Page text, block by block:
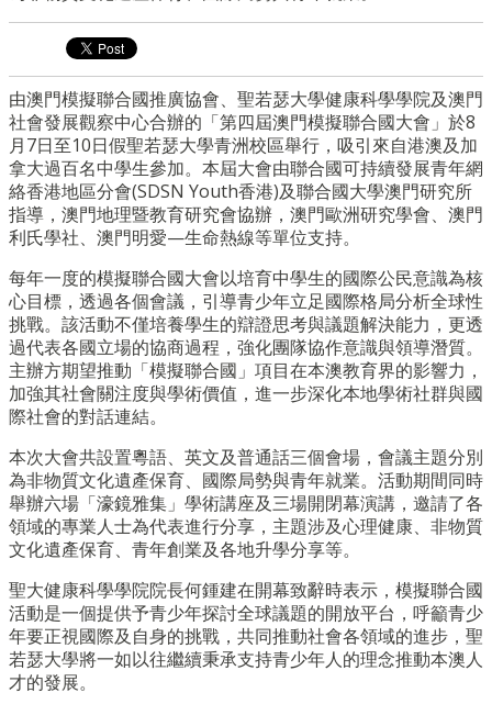
由澳門模擬聯合國推廣協會、聖若瑟大學健康科學學院及澳門
社會發展觀察中心合辦的「第四屆澳門模擬聯合國大會」於8
月7日至10日假聖若瑟大學青洲校區舉行，吸引來自港澳及加
拿大過百名中學生參加。本屆大會由聯合國可持續發展青年網
絡香港地區分會(SDSN Youth香港)及聯合國大學澳門研究所
指導，澳門地理暨教育研究會協辦，澳門歐洲研究學會、澳門
利氏學社、澳門明愛—生命熱線等單位支持。
每年一度的模擬聯合國大會以培育中學生的國際公民意識為核
心目標，透過各個會議，引導青少年立足國際格局分析全球性
挑戰。該活動不僅培養學生的辯證思考與議題解決能力，更透
過代表各國立場的協商過程，強化團隊協作意識與領導潛質。
主辦方期望推動「模擬聯合國」項目在本澳教育界的影響力，
加強其社會關注度與學術價值，進一步深化本地學術社群與國
際社會的對話連結。
本次大會共設置粵語、英文及普通話三個會場，會議主題分別
為非物質文化遺產保育、國際局勢與青年就業。活動期間同時
舉辦六場「濠鏡雅集」學術講座及三場開閉幕演講，邀請了各
領域的專業人士為代表進行分享，主題涉及心理健康、非物質
文化遺產保育、青年創業及各地升學分享等。
聖大健康科學學院院長何鍾建在開幕致辭時表示，模擬聯合國
活動是一個提供予青少年探討全球議題的開放平台，呼籲青少
年要正視國際及自身的挑戰，共同推動社會各領域的進步，聖
若瑟大學將一如以往繼續秉承支持青少年人的理念推動本澳人
才的發展。